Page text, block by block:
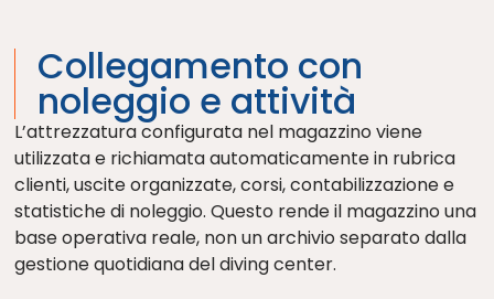
Collegamento con
noleggio e attività
L’attrezzatura configurata nel magazzino viene
utilizzata e richiamata automaticamente in rubrica
clienti, uscite organizzate, corsi, contabilizzazione e
statistiche di noleggio. Questo rende il magazzino una
base operativa reale, non un archivio separato dalla
gestione quotidiana del diving center.